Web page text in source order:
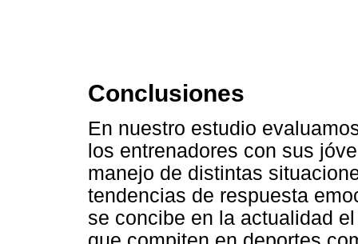
Conclusiones
En nuestro estudio
los entrenadores con sus
manejo de distintas
tendencias de respuesta
se concibe en la actualidad